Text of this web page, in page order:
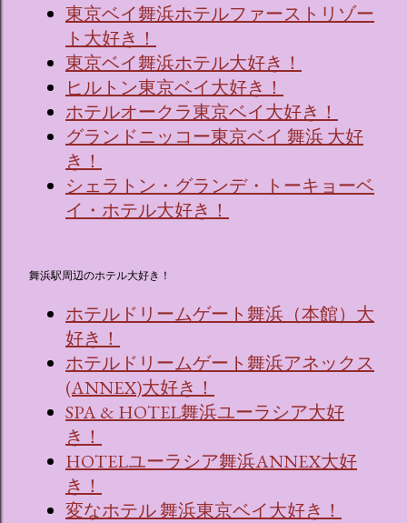
東京ベイ舞浜ホテルファーストリゾー
ト大好き！
東京ベイ舞浜ホテル大好き！
ヒルトン東京ベイ大好き！
ホテルオークラ東京ベイ大好き！
グランドニッコー東京ベイ 舞浜 大好
き！
シェラトン・グランデ・トーキョーベ
イ・ホテル大好き！
舞浜駅周辺のホテル大好き！
ホテルドリームゲート舞浜（本館）大
好き！
ホテルドリームゲート舞浜アネックス
(ANNEX)大好き！
SPA & HOTEL舞浜ユーラシア大好
き！
HOTELユーラシア舞浜ANNEX大好
き！
変なホテル 舞浜東京ベイ大好き！